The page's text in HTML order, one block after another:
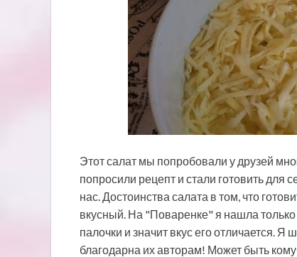
Этот салат мы попробовали у друзей
попросили рецепт и стали готовить для
нас. Достоинства салата в том, что
вкусный. На "Поваренке" я нашла
палочки и значит вкус его отличается.
благодарна их авторам! Может быть